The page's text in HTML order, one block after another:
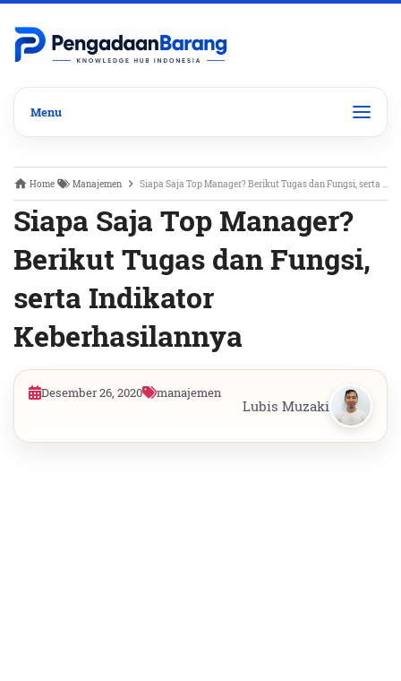
Home Manajemen Siapa Saja Top Manager? Berikut Tugas dan Fungsi, serta Indikator Keberhasilannya
Siapa Saja Top Manager?
Berikut Tugas dan Fungsi,
serta Indikator
Keberhasilannya
Desember 26, 2020 manajemen
Lubis Muzaki